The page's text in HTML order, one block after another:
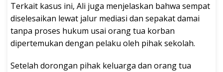
Terkait kasus ini, Ali juga menjelaskan bahwa sempat
diselesaikan lewat jalur mediasi dan sepakat damai
tanpa proses hukum usai orang tua korban
dipertemukan dengan pelaku oleh pihak sekolah.
Setelah dorongan pihak keluarga dan orang tua